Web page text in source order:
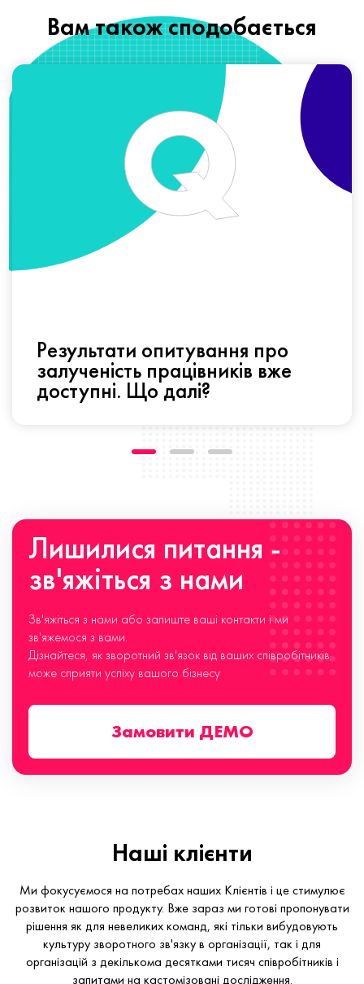
Вам також сподобається
Результати опитування про
залученість працівників вже
доступні. Що далі?
Лишилися питання -
зв'яжіться з нами
Зв'яжіться з нами або залиште ваші контакти і ми
зв'яжемося з вами.
Дізнайтеся, як зворотний зв'язок від ваших співробітників
може сприяти успіху вашого бізнесу
Замовити ДЕМО
Наші клієнти
Ми фокусуємося на потребах наших Клієнтів і це стимулює
розвиток нашого продукту. Вже зараз ми готові пропонувати
рішення як для невеликих команд, які тільки вибудовують
культуру зворотного зв'язку в організації, так і для
організацій з декількома десятками тисяч співробітників і
запитами на кастомізовані дослідження.